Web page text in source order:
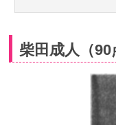
柴田成人（90